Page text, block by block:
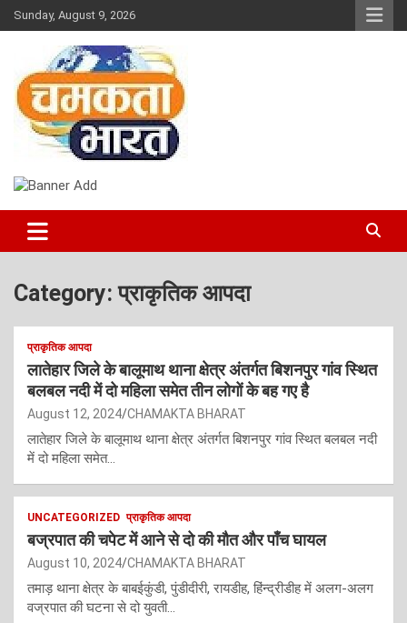
Skip
to
Sunday, August 9, 2026
CHAMAKTA BHARAT
Category:प्राकृतिक आपदा
प्राकृतिक आपदा
लातेहार जिले के बालूमाथ थाना क्षेत्र अंतर्गत बिशनपुर गांव स्थित
बलबल नदी में दो महिला समेत तीन लोगों के बह गए है
August 12, 2024 CHAMAKTA BHARAT
लातेहार जिले के बालूमाथ थाना क्षेत्र अंतर्गत बिशनपुर गांव स्थित बलबल नदी
में दो महिला समेत…
UNCATEGORIZED प्राकृतिक आपदा
बज्रपात की चपेट में आने से दो की मौत और पाँच घायल
August 10, 2024 CHAMAKTA BHARAT
तमाड़ थाना क्षेत्र के बाबईकुंडी, पुंडीदीरी, रायडीह, हिंन्द्रीडीह में अलग-अलग
वज्रपात की घटना से दो युवती…